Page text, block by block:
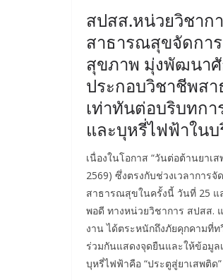
สปสส.หน่วยวิชาก
สาธารณสุขจัดการ
สุขภาพ มุ่งพัฒนา
ประกอบวิชาชีพส
เท่าทันต่อบริบทก
และบุหรี่ไฟฟ้าใน
เนื่องในโอกาส “วันต่อต้านยาเ
2569) ซึ่งตรงกับช่วงเวลาการ
สาธารณสุขในครั้งนี้ วันที่ 25 แ
พอดี ทางหน่วยวิชาการ สปสส.
งาน ได้ตระหนักถึงภัยคุกคามที่
ร่วมกันแสดงจุดยืนและให้ข้อมูล
บุหรี่ไฟฟ้าคือ “ประตูสู่ยาเสพติด”